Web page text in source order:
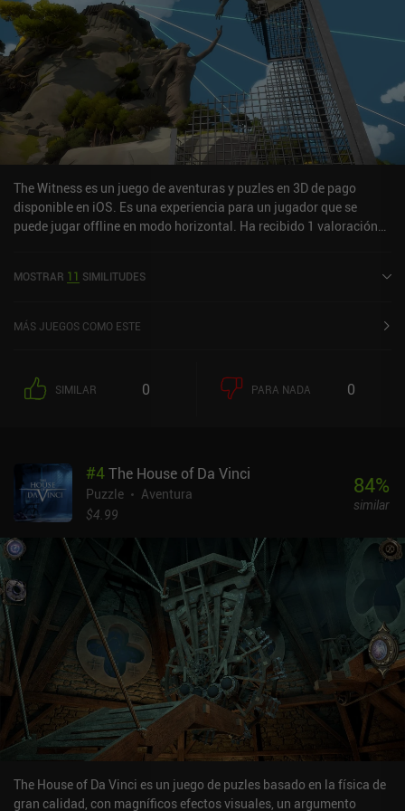
The Witness es un juego de aventuras y puzles en 3D de pago
disponible en iOS. Es una experiencia para un jugador que se
puede jugar offline en modo horizontal. Ha recibido 1 valoración
iOS App Store.
MOSTRAR 11 SIMILITUDES
MÁS JUEGOS COMO ESTE
SIMILAR 0 PARA NADA 0
#4The House of Da Vinci
Puzzle
Aventura
$4.99
84%
similar
The House of Da Vinci es un juego de puzles basado en la física de
gran calidad, con magníficos efectos visuales, un argumento